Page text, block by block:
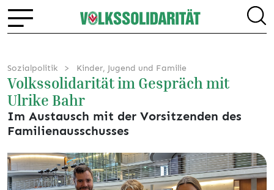
Sozialpolitik Kinder, Jugend und Familie
Volkssolidarität im Gespräch mit
Ulrike Bahr
Im Austausch mit der Vorsitzenden des
Familienausschusses